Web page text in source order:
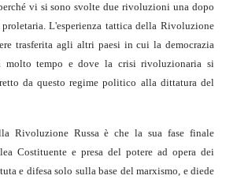
vi si sono svolte due rivoluzioni una dopo
L'esperienza tattica della Rivoluzione
trasferita agli altri paesi in cui la democrazia
molto tempo e dove la crisi rivoluzionaria si
da questo regime politico alla dittatura del
Rivoluzione Russa è che la sua fase finale
Costituente e presa del potere ad opera dei
e difesa solo sulla base del marxismo, e diede